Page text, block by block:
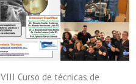
Curso de técnicas de